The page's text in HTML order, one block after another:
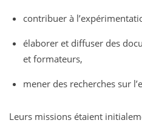
contribuer à
élaborer et diffuser des
et formateurs,
mener des recherches sur
Leurs missions étaient